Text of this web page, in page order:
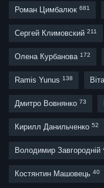
Роман Цимбалюк 681
Сергей Климовский 211
Олена Курбанова 172
Ramis Yunus 138
Дмитро Вовнянко 73
Кирилл Данильченко 52
Володимир Завгородній
Костянтин Машовець 40